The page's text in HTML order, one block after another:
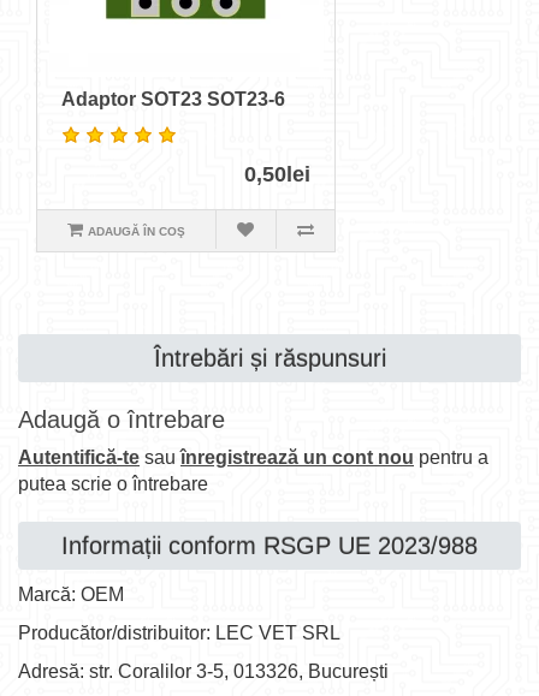
Adaptor SOT23 SOT23-6
0,50lei
ADAUGĂ ÎN COŞ
Întrebări și răspunsuri
Adaugă o întrebare
Autentifică-te sauînregistrează un cont nou pentru a
putea scrie o întrebare
Informații conform RSGP UE 2023/988
Marcă: OEM
Producător/distribuitor: LEC VET SRL
Adresă: str. Coralilor 3-5, 013326, București